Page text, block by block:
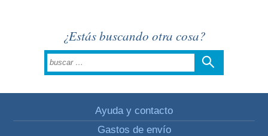
¿Estás buscando otra cosa?
Ayuda y contacto
Gastos de envío